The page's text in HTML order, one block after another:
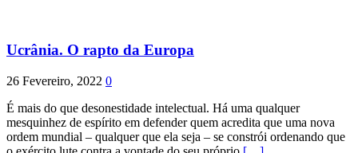
Ucrânia. O rapto da Europa
26 Fevereiro, 2022 0
É mais do que desonestidade intelectual. Há uma qualquer
mesquinhez de espírito em defender quem acredita que uma nova
ordem mundial – qualquer que ela seja – se constrói ordenando que